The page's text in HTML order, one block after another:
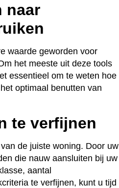
naar
waarde geworden voor
het meeste uit deze tools
essentieel om te weten hoe
optimaal benutten van
te verfijnen
de juiste woning. Door uw
die nauw aansluiten bij uw
aantal
te verfijnen, kunt u tijd